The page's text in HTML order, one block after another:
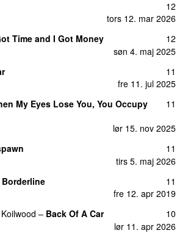
tors 12. mar 2026
12
Time and I Got Money
søn 4. maj 2025
12
fre 11. jul 2025
11
My Eyes Lose You, You Occupy
lør 15. nov 2025
11
tirs 5. maj 2026
11
Borderline
fre 12. apr 2019
11
Koilwood – Back Of A Car
lør 11. apr 2026
10